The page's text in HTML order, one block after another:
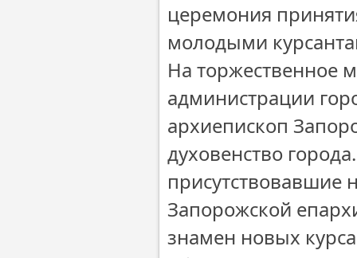
церемония
молодыми
На торжественное
администрации
архиепископ
духовенство
присутствовавшие
Запорожской
знамен новых